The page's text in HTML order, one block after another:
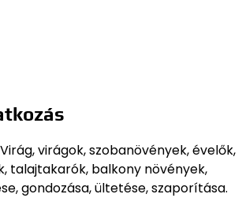
virágok, szobanövények, évelők,
talajtakarók, balkony növények,
gondozása, ültetése, szaporítása.